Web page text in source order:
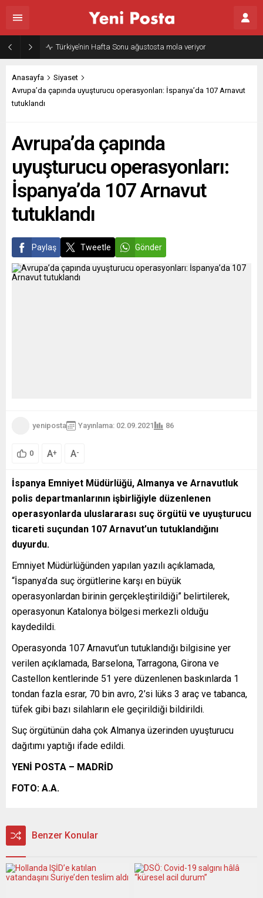
Türkiye’nin Hafta Sonu ağustosta mola veriyor
Anasayfa
Siyaset
Avrupa’da çapında uyuşturucu operasyonları: İspanya’da 107 Arnavut
tutuklandı
Avrupa’da çapında
uyuşturucu operasyonları:
İspanya’da 107 Arnavut
tutuklandı
Paylaş Tweetle Gönder
yeniposta Yayınlama: 02.09.2021 86
0 A+ A-
İspanya Emniyet Müdürlüğü, Almanya ve Arnavutluk
polis departmanlarının işbirliğiyle düzenlenen
operasyonlarda uluslararası suç örgütü ve uyuşturucu
ticareti suçundan 107 Arnavut’un tutuklandığını
duyurdu.
Emniyet Müdürlüğünden yapılan yazılı açıklamada,
“İspanya’da suç örgütlerine karşı en büyük
operasyonlardan birinin gerçekleştirildiği” belirtilerek,
operasyonun Katalonya bölgesi merkezli olduğu
kaydedildi.
Operasyonda 107 Arnavut’un tutuklandığı bilgisine yer
verilen açıklamada, Barselona, Tarragona, Girona ve
Castellon kentlerinde 51 yere düzenlenen baskınlarda 1
tondan fazla esrar, 70 bin avro, 2’si lüks 3 araç ve tabanca,
tüfek gibi bazı silahların ele geçirildiği bildirildi.
Suç örgütünün daha çok Almanya üzerinden uyuşturucu
dağıtımı yaptığı ifade edildi.
YENİ POSTA – MADRİD
FOTO: A.A.
Benzer Konular